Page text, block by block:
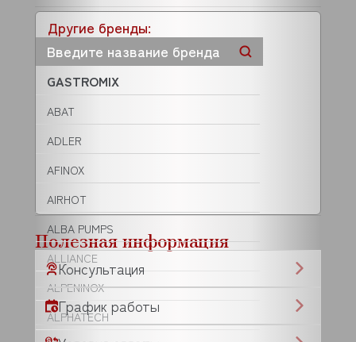
Другие бренды:
GASTROMIX
ABAT
ADLER
AFINOX
AIRHOT
ALBA PUMPS
ALLIANCE
ALPENINOX
ALPHATECH
Полезная информация
Консультация
График работы